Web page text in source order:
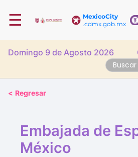
MexicoCity
.cdmx.gob.mx
☰
Domingo 9 de Agosto 2026
< Regresar
Embajada de
México